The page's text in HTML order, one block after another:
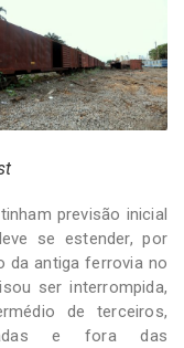
previsão inicial
se estender, por
da antiga ferrovia no
ser interrompida,
de terceiros,
e fora das